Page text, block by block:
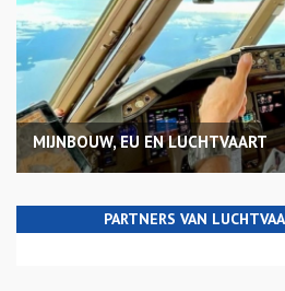
MIJNBOUW, EU EN LUCHTVAART
PARTNERS VAN